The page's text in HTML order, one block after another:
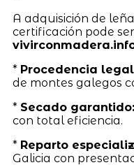
A adquisición de
certificación pode
* Procedencia
de montes galegos
* Secado garantido:
con total eficiencia.
* Reparto
Galicia con